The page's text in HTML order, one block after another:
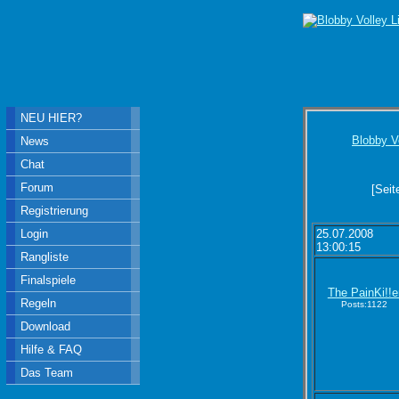
Blobby
25.07.2008
13:00:15
The
Posts:1122
NEU HIER?
News
Chat
Forum
Registrierung
Login
Rangliste
Finalspiele
Regeln
Download
Hilfe & FAQ
Das Team